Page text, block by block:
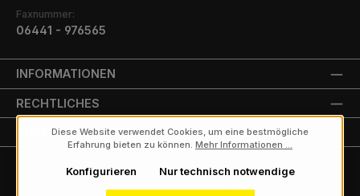
Faxnummer:
06441 - 976565
INFORMATIONEN
RECHTLICHES
UNSERE PARTNER
Diese Website verwendet Cookies, um eine bestmögliche
Erfahrung bieten zu können. Mehr Informationen ...
Nur technisch notwendige
Konfigurieren